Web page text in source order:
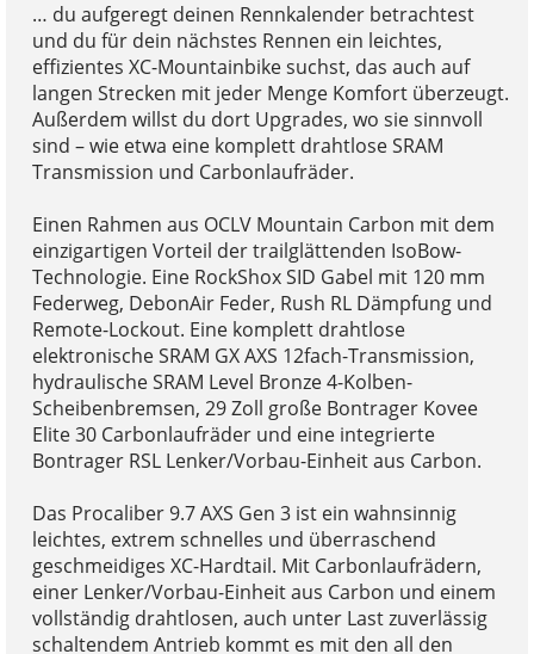
… du aufgeregt deinen Rennkalender betrachtest
und du für dein nächstes Rennen ein leichtes,
effizientes XC-Mountainbike suchst, das auch auf
langen Strecken mit jeder Menge Komfort überzeugt.
Außerdem willst du dort Upgrades, wo sie sinnvoll
sind – wie etwa eine komplett drahtlose SRAM
Transmission und Carbonlaufräder.
Einen Rahmen aus OCLV Mountain Carbon mit dem
einzigartigen Vorteil der trailglättenden IsoBow-
Technologie. Eine RockShox SID Gabel mit 120 mm
Federweg, DebonAir Feder, Rush RL Dämpfung und
Remote-Lockout. Eine komplett drahtlose
elektronische SRAM GX AXS 12fach-Transmission,
hydraulische SRAM Level Bronze 4-Kolben-
Scheibenbremsen, 29 Zoll große Bontrager Kovee
Elite 30 Carbonlaufräder und eine integrierte
Bontrager RSL Lenker/Vorbau-Einheit aus Carbon.
Das Procaliber 9.7 AXS Gen 3 ist ein wahnsinnig
leichtes, extrem schnelles und überraschend
geschmeidiges XC-Hardtail. Mit Carbonlaufrädern,
einer Lenker/Vorbau-Einheit aus Carbon und einem
vollständig drahtlosen, auch unter Last zuverlässig
schaltendem Antrieb kommt es mit den all den